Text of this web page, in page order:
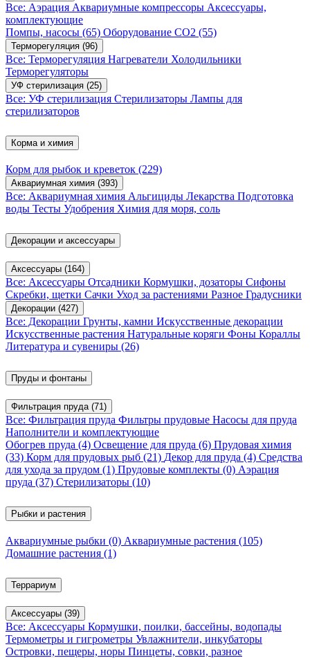
Все: Аэрация Аквариумные компрессоры Аксессуары,
комплектующие
Помпы, насосы (65) Оборудование CO2 (55)
Терморегуляция (96)
Все: Терморегуляция Нагреватели Холодильники
Терморегуляторы
УФ стерилизация (25)
Все: УФ стерилизация Стерилизаторы Лампы для
стерилизаторов
Корма и химия
Корм для рыбок и креветок (229)
Аквариумная химия (393)
Все: Аквариумная химия Альгициды Лекарства Подготовка
воды Тесты Удобрения Химия для моря, соль
Декорации и аксессуары
Аксессуары (164)
Все: Аксессуары Отсадники Кормушки, дозаторы Сифоны
Скребки, щетки Сачки Уход за растениями Разное Градусники
Декорации (427)
Все: Декорации Грунты, камни Искусственные декорации
Искусственные растения Натуральные коряги Фоны Кораллы
Литература и сувениры (26)
Пруды и фонтаны
Фильтрация пруда (71)
Все: Фильтрация пруда Фильтры прудовые Насосы для пруда
Наполнители и комплектующие
Обогрев пруда (4) Освещение для пруда (6) Прудовая химия
(33) Корм для прудовых рыб (21) Декор для пруда (4) Средства
для ухода за прудом (1) Прудовые комплекты (0) Аэрация
пруда (37) Стерилизаторы (10)
Рыбки и растения
Аквариумные рыбки (0) Аквариумные растения (105)
Домашние растения (1)
Террариум
Аксессуары (39)
Все: Аксессуары Кормушки, поилки, бассейны, водопады
Термометры и гигрометры Увлажнители, инкубаторы
Островки, пещеры, норы Пинцеты, совки, разное